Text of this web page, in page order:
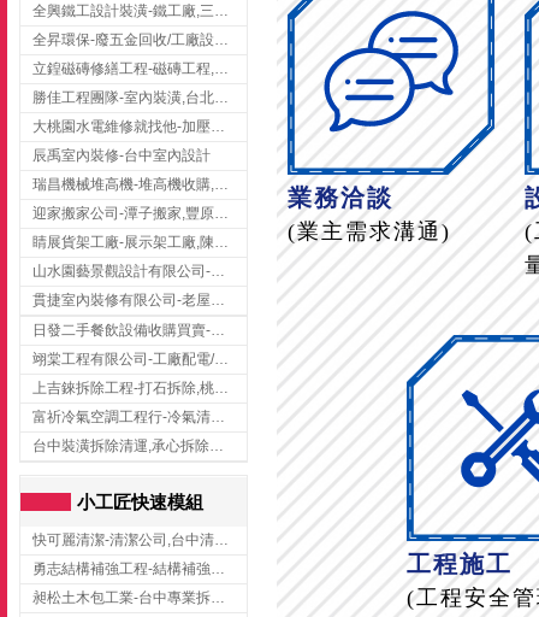
勝佳工程團隊-室內裝潢,台北房屋裝修,三重室內裝修
大桃園水電維修就找他-加壓馬達,抽水馬達,桃園水電行,中壢水電
辰禹室內裝修-台中室內設計
迎家搬家公司-潭子搬家,豐原搬家,大雅搬家,大甲搬家,台中推薦搬家,台中搬家
山水園藝景觀設計有限公司-景觀工程,景觀設計,新竹園藝工程,新竹景觀設計
日發二手餐飲設備收購買賣-二手貨買賣,台中二手貨買賣,台中二手餐飲收購
翊棠工程有限公司-工廠配電/高雄消防機電公司
上吉錸拆除工程-打石拆除,桃園打石拆除,桃園拆除工程
富祈冷氣空調工程行-冷氣清洗,台中冷氣清洗,台中冷氣安裝,北區冷氣清洗
台中裝潢拆除清運,承心拆除清運工程-台中包月垃圾清運,台中工廠垃圾清運,北區裝潢拆除清運
小工匠快速模組
快可麗清潔-清潔公司,台中清潔公司,台中居家清潔
昶松土木包工業-台中專業拆除工程/挖土機出租
業務洽談
(業主需求溝通)
(
工程施工
(工程安全